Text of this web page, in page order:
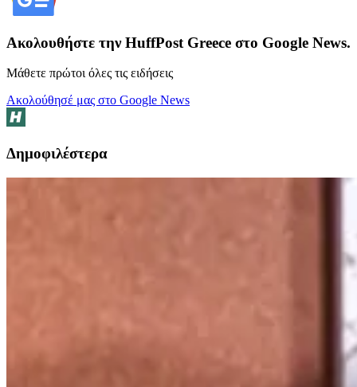
Ακολουθήστε την HuffPost Greece στο Google News.
Μάθετε πρώτοι όλες τις ειδήσεις
Ακολούθησέ μας στο Google News
Δημοφιλέστερα